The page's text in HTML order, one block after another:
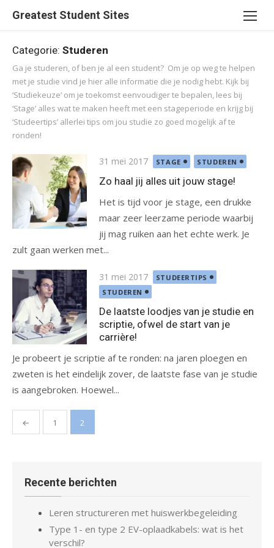
inhoud
Greatest Student Sites
Categorie: Studeren
Ga je studeren, of ben je al een student? Om je op weg te helpen
met je studie vind je hier alle informatie die je nodig hebt. Kijk bij
‘Studiekeuze’ om je toekomst eenvoudiger te bepalen, lees bij
‘Stage’ alles wat te maken heeft met een stageperiode en krijg bij
‘Studeertips’ allerlei tips om jou studie zo goed mogelijk af te
ronden!
Gepubliceerd
op
31 mei 2017 STAGE STUDEREN
Zo haal jij alles uit jouw stage!
Het is tijd voor je stage, een drukke
maar zeer leerzame periode waarbij
jij mag ruiken aan het echte werk. Je
zult gaan werken met...
Gepubliceerd
op
31 mei 2017
STUDEERTIPS
STUDEREN
De laatste loodjes van je studie en
scriptie, ofwel de start van je
carrière!
Je probeert je scriptie af te ronden: na jaren ploegen en
zweten is het eindelijk zover, de laatste fase van je studie
is aangebroken. Hoewel...
Berichtnavigatie
← 1 2
Recente berichten
Leren structureren met huiswerkbegeleiding
Type 1- en type 2 EV-oplaadkabels: wat is het
verschil?